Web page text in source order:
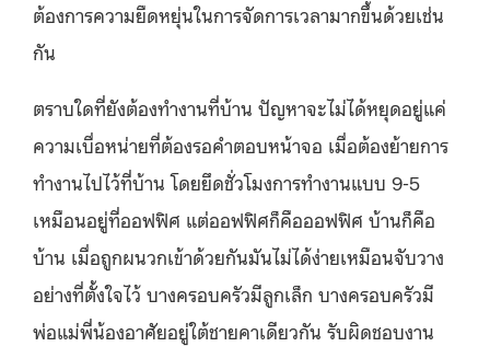
ต้องการความยืดหยุ่นในการจัดการเวลามากขึ้นด้วยเช่น
กัน
ตราบใดที่ยังต้องทำงานที่บ้าน ปัญหาจะไม่ได้หยุดอยู่แค่
ความเบื่อหน่ายที่ต้องรอคำตอบหน้าจอ เมื่อต้องย้ายการ
ทำงานไปไว้ที่บ้าน โดยยึดชั่วโมงการทำงานแบบ 9-5
เหมือนอยู่ที่ออฟฟิศ แต่ออฟฟิศก็คือออฟฟิศ บ้านก็คือ
บ้าน เมื่อถูกผนวกเข้าด้วยกันมันไม่ได้ง่ายเหมือนจับวาง
อย่างที่ตั้งใจไว้ บางครอบครัวมีลูกเล็ก บางครอบครัวมี
พ่อแม่พี่น้องอาศัยอยู่ใต้ชายคาเดียวกัน รับผิดชอบงาน